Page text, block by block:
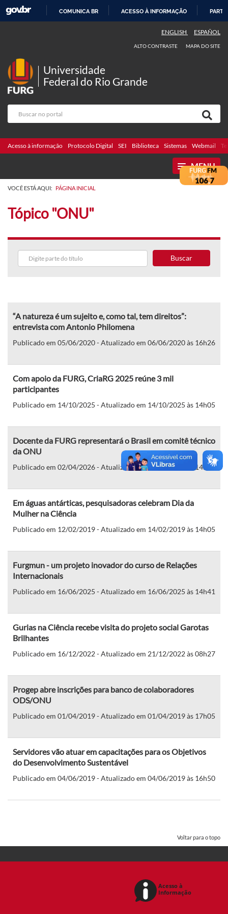
COMUNICA BR ACESSO À INFORMAÇÃO
ENGLISH ESPAÑOL
ALTO CONTRASTE MAPA DO SITE
Universidade
Federal do Rio Grande
Acesso à informação Protocolo Digital SEI Biblioteca Sistemas Webmail
MENU
VOCÊ ESTÁ AQUI: PÁGINA INICIAL
Tópico "ONU"
Buscar
“A natureza é um sujeito e, como tal, tem direitos”:
entrevista com Antonio Philomena
Publicado em 05/06/2020 - Atualizado em 06/06/2020 às 16h26
Com apoio da FURG, CriaRG 2025 reúne 3 mil
participantes
Publicado em 14/10/2025 - Atualizado em 14/10/2025 às 14h05
Docente da FURG representará o Brasil em comitê técnico
da ONU
Publicado em 02/04/2026 - Atualizado em 02/04/2026 às 14h16
Em águas antárticas, pesquisadoras celebram Dia da
Mulher na Ciência
Publicado em 12/02/2019 - Atualizado em 14/02/2019 às 14h05
Furgmun - um projeto inovador do curso de Relações
Internacionais
Publicado em 16/06/2025 - Atualizado em 16/06/2025 às 14h41
Gurias na Ciência recebe visita do projeto social Garotas
Brilhantes
Publicado em 16/12/2022 - Atualizado em 21/12/2022 às 08h27
Progep abre inscrições para banco de colaboradores
ODS/ONU
Publicado em 01/04/2019 - Atualizado em 01/04/2019 às 17h05
Servidores vão atuar em capacitações para os Objetivos
do Desenvolvimento Sustentável
Publicado em 04/06/2019 - Atualizado em 04/06/2019 às 16h50
Voltar para o topo